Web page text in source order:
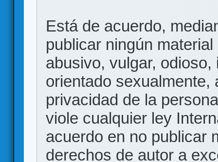
Está de acuerdo,
publicar ningún
abusivo, vulgar,
orientado sexualmente,
privacidad de la
viole cualquier ley
acuerdo en no publicar
derechos de autor a